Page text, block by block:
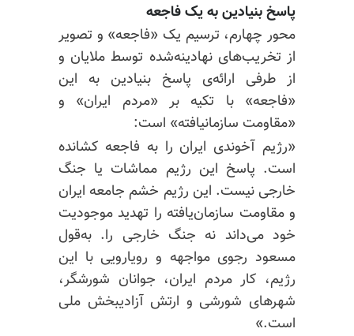
پاسخ بنیادین به یک فاجعه
محور چهارم، ترسیم یک «فاجعه» و تصویر
از تخریب‌های نهادینه‌شده توسط ملایان و
از طرفی ارائه‌ی پاسخ بنیادین به این
«فاجعه» با تکیه بر «مردم ایران» و
«مقاومت سازمانیافته» است:
«رژیم آخوندی ایران را به فاجعه کشانده
است. پاسخ این رژیم مماشات یا جنگ
خارجی نیست. این رژیم خشم جامعه ایران
و مقاومت سازمان‌یافته را تهدید موجودیت
خود می‌داند نه جنگ خارجی را. به‌قول
مسعود رجوی مواجهه و رویارویی با این
رژیم، کار مردم ایران، جوانان شورشگر،
شهرهای شورشی و ارتش آزادیبخش ملی
است.»